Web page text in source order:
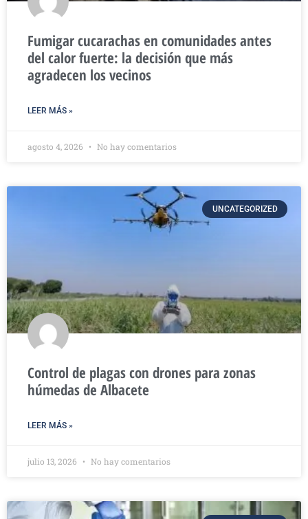
Fumigar cucarachas en comunidades antes
del calor fuerte: la decisión que más
agradecen los vecinos
LEER MÁS »
agosto 4, 2026 No hay comentarios
UNCATEGORIZED
Control de plagas con drones para zonas
húmedas de Albacete
LEER MÁS »
julio 13, 2026 No hay comentarios